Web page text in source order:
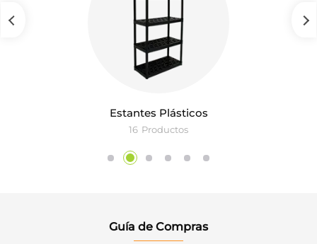
Estantes Plásticos
16 Productos
Guía de Compras